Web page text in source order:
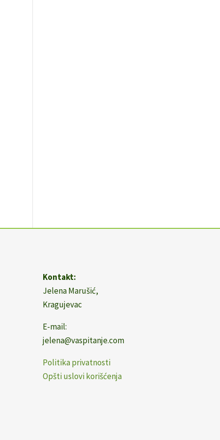
Kontakt:
Jelena Marušić,
Kragujevac
E-mail:
jelena@vaspitanje.com
Politika privatnosti
Opšti uslovi korišćenja